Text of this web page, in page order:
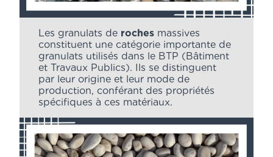
Les granulats de roches massives
constituent une catégorie importante de
granulats utilisés dans le BTP (Bâtiment
et Travaux Publics). Ils se distinguent
par leur origine et leur mode de
production, conférant des propriétés
spécifiques à ces matériaux.